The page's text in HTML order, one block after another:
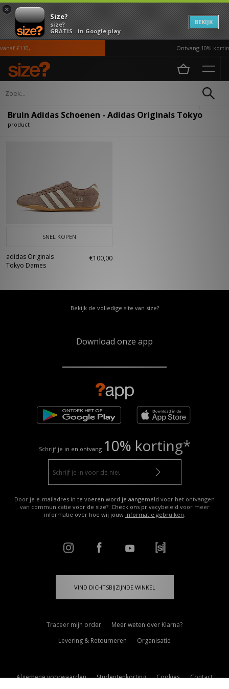
×
Size?
size?
GRATIS - in Google play
BEKIJK
€110,- Ontvang 10%
Home Dames
Bruin Adidas Schoenen - Adidas Originals Tokyo
product
SNEL KOPEN
adidas Originals
Tokyo Dames
€100,00
Bekijk de volledige site van size?
Download onze app
Schrijf je in en ontvang 10% korting*
Door je e-mailadres in te voeren word je aangemeld voor het ontvangen
van communicatie voor de size?. Check ons privacybeleid voor meer
informatie over hoe wij jouw informatie gebruiken.
VIND DICHTSBIJZIJNDE WINKEL
Traceer mijn order
Meer weten over Klarna?
Levering & Retourneren
Organisatie
Algemene voorwaarden Studentenkorting Cookies
Contact